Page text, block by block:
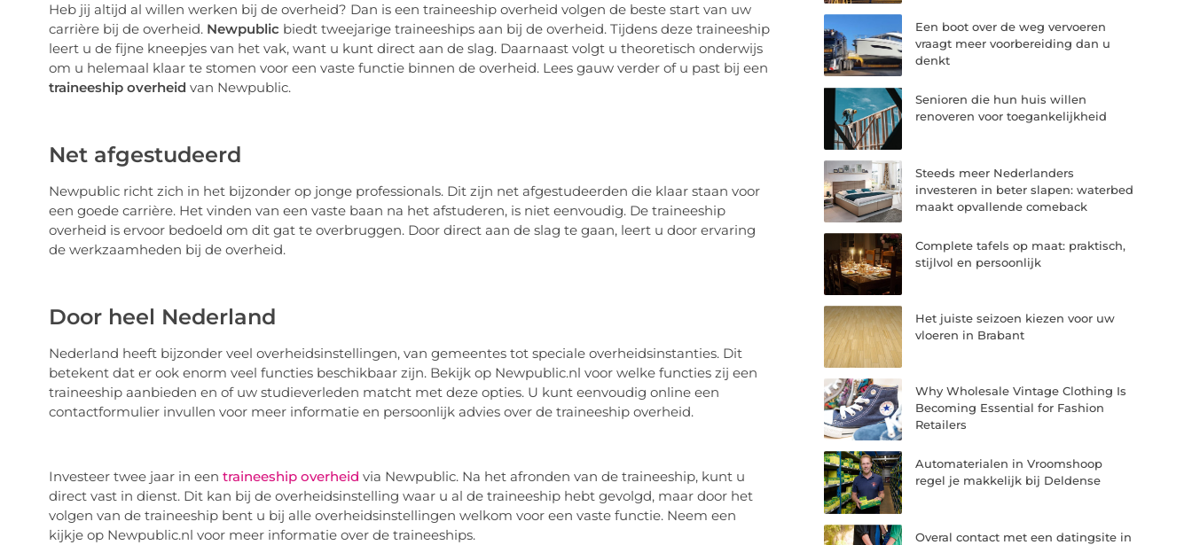
Heb jij altijd al willen werken bij de overheid? Dan is een traineeship overheid volgen de beste start van uw
carrière bij de overheid. Newpublic biedt tweejarige traineeships aan bij de overheid. Tijdens deze traineeship
leert u de fijne kneepjes van het vak, want u kunt direct aan de slag. Daarnaast volgt u theoretisch onderwijs
om u helemaal klaar te stomen voor een vaste functie binnen de overheid. Lees gauw verder of u past bij een
traineeship overheid van Newpublic.
Net afgestudeerd
Newpublic richt zich in het bijzonder op jonge professionals. Dit zijn net afgestudeerden die klaar staan voor
een goede carrière. Het vinden van een vaste baan na het afstuderen, is niet eenvoudig. De traineeship
overheid is ervoor bedoeld om dit gat te overbruggen. Door direct aan de slag te gaan, leert u door ervaring
de werkzaamheden bij de overheid.
Door heel Nederland
Nederland heeft bijzonder veel overheidsinstellingen, van gemeentes tot speciale overheidsinstanties. Dit
betekent dat er ook enorm veel functies beschikbaar zijn. Bekijk op Newpublic.nl voor welke functies zij een
traineeship aanbieden en of uw studieverleden matcht met deze opties. U kunt eenvoudig online een
contactformulier invullen voor meer informatie en persoonlijk advies over de traineeship overheid.
Investeer twee jaar in een traineeship overheid via Newpublic. Na het afronden van de traineeship, kunt u
direct vast in dienst. Dit kan bij de overheidsinstelling waar u al de traineeship hebt gevolgd, maar door het
volgen van de traineeship bent u bij alle overheidsinstellingen welkom voor een vaste functie. Neem een
kijkje op Newpublic.nl voor meer informatie over de traineeships.
Een boot over de weg vervoeren
vraagt meer voorbereiding dan u
denkt
Senioren die hun huis willen
renoveren voor toegankelijkheid
Steeds meer Nederlanders
investeren in beter slapen: waterbed
maakt opvallende comeback
Complete tafels op maat: praktisch,
stijlvol en persoonlijk
Het juiste seizoen kiezen voor uw
vloeren in Brabant
Why Wholesale Vintage Clothing Is
Becoming Essential for Fashion
Retailers
Automaterialen in Vroomshoop
regel je makkelijk bij Deldense
Overal contact met een datingsite in